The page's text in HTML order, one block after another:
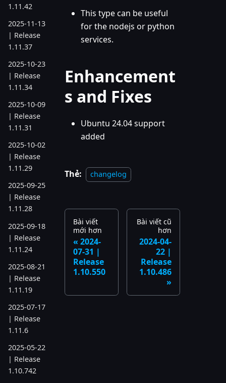
1.11.42
2025-11-13
| Release
1.11.37
2025-10-23
| Release
1.11.34
2025-10-09
| Release
1.11.31
2025-10-02
| Release
1.11.29
2025-09-25
| Release
1.11.28
2025-09-18
| Release
1.11.24
2025-08-21
| Release
1.11.19
2025-07-17
| Release
1.11.6
2025-05-22
| Release
1.10.742
This type can be useful
for the nodejs or python
services.
Enhancement
s and Fixes
Ubuntu 24.04 support
added
Thẻ: changelog
Bài viết
mới hơn
2024-
07-31 |
Release
1.10.550
Bài viết cũ
hơn
2024-04-
22 |
Release
1.10.486